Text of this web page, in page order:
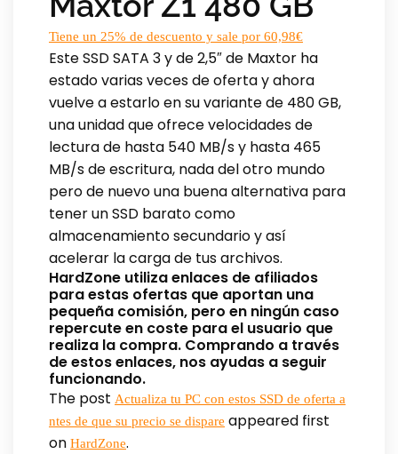
Tiene un 25% de descuento y sale por 60,98€
Este SSD SATA 3 y de 2,5″ de Maxtor ha
estado varias veces de oferta y ahora
vuelve a estarlo en su variante de 480 GB,
una unidad que ofrece velocidades de
lectura de hasta 540 MB/s y hasta 465
MB/s de escritura, nada del otro mundo
pero de nuevo una buena alternativa para
tener un SSD barato como
almacenamiento secundario y así
acelerar la carga de tus archivos.
HardZone utiliza enlaces de afiliados
para estas ofertas que aportan una
pequeña comisión, pero en ningún caso
repercute en coste para el usuario que
realiza la compra. Comprando a través
de estos enlaces, nos ayudas a seguir
funcionando.
The post Actualiza tu PC con estos SSD de oferta a
ntes de que su precio se dispare appeared first
on HardZone.